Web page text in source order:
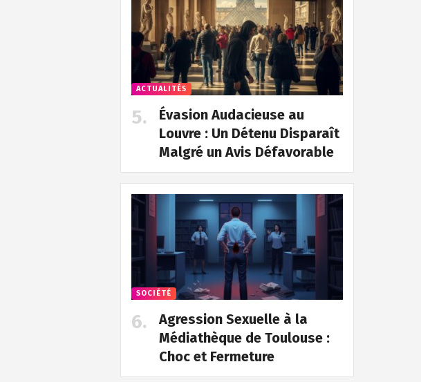
ACTUALITÉS
Évasion Audacieuse au
Louvre : Un Détenu Disparaît
Malgré un Avis Défavorable
SOCIÉTÉ
Agression Sexuelle à la
Médiathèque de Toulouse :
Choc et Fermeture